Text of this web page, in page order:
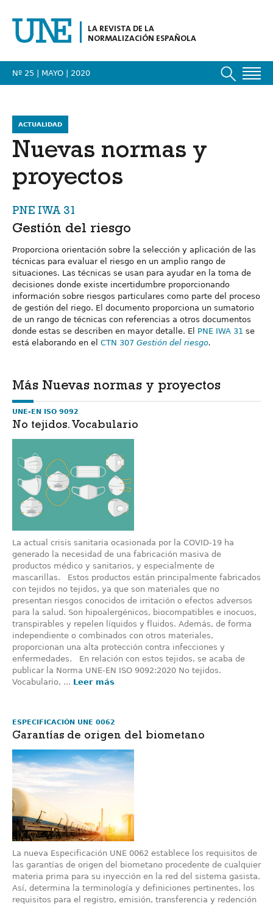
LA REVISTA DE LA
NORMALIZACIÓN ESPAÑOLA
Nº 25 | MAYO | 2020
ACTUALIDAD
Nuevas normas y
proyectos
PNE IWA 31
Gestión del riesgo
Proporciona orientación sobre la selección y aplicación de las
técnicas para evaluar el riesgo en un amplio rango de
situaciones. Las técnicas se usan para ayudar en la toma de
decisiones donde existe incertidumbre proporcionando
información sobre riesgos particulares como parte del proceso
de gestión del riego. El documento proporciona un sumatorio
de un rango de técnicas con referencias a otros documentos
donde estas se describen en mayor detalle. El PNE IWA 31 se
está elaborando en el CTN 307 Gestión del riesgo.
Más Nuevas normas y proyectos
UNE-EN ISO 9092
No tejidos. Vocabulario
La actual crisis sanitaria ocasionada por la COVID-19 ha
generado la necesidad de una fabricación masiva de
productos médico y sanitarios, y especialmente de
mascarillas. Estos productos están principalmente fabricados
con tejidos no tejidos, ya que son materiales que no
presentan riesgos conocidos de irritación o efectos adversos
para la salud. Son hipoalergénicos, biocompatibles e inocuos,
transpirables y repelen líquidos y fluidos. Además, de forma
independiente o combinados con otros materiales,
proporcionan una alta protección contra infecciones y
enfermedades. En relación con estos tejidos, se acaba de
publicar la Norma UNE-EN ISO 9092:2020 No tejidos.
Vocabulario, ... Leer más
ESPECIFICACIÓN UNE 0062
Garantías de origen del biometano
La nueva Especificación UNE 0062 establece los requisitos de
las garantías de origen del biometano procedente de cualquier
materia prima para su inyección en la red del sistema gasista.
Así, determina la terminología y definiciones pertinentes, los
requisitos para el registro, emisión, transferencia y redención